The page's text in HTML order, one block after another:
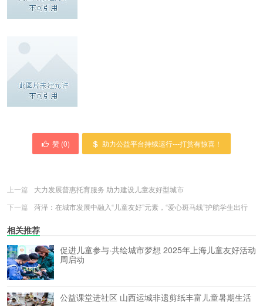
赞 (0) 助力公益平台持续运行---打赏有惊喜！
上一篇
大力发展普惠托育服务 助力建设儿童友好型城市
下一篇
菏泽：在城市发展中融入“儿童友好”元素，“爱心斑马线”护航学生出行
相关推荐
促进儿童参与·共绘城市梦想 2025年上海儿童友好活动
周启动
公益课堂进社区 山西运城非遗剪纸丰富儿童暑期生活